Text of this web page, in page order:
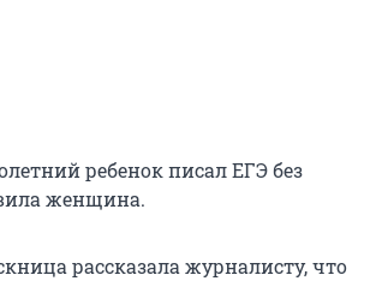
ребенок писал ЕГЭ без
женщина.
рассказала журналисту, что